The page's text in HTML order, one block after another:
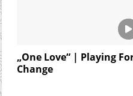
„One Love“ | Playing
Change